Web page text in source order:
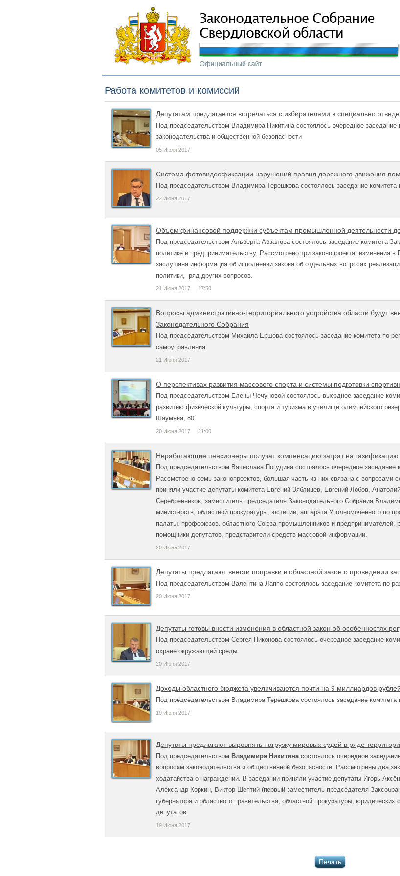
Работа комитетов и комиссий
Депутатам предлагается встречаться с избирателями в специально
Под председательством Владимира Никитина состоялось очередное заседание
законодательства и общественной безопасности
05 Июля 2017
Система фотовидеофиксации нарушений правил дорожного движения
Под председательством Владимира Терешкова состоялось заседание
22 Июня 2017
Объем финансовой поддержки субъектам промышленной деятельности
Под председательством Альберта Абзалова состоялось заседание комитета
политике и предпринимательству. Рассмотрено три законопроекта, изменения
заслушана информация об исполнении закона об отдельных вопросах
политики, ряд других вопросов.
21 Июня 2017 17:50
Вопросы административно-территориального устройства области будут
Законодательного Собрания
Под председательством Михаила Ершова состоялось заседание комитета по
самоуправления
21 Июня 2017
О перспективах развития массового спорта и системы подготовки
Под председательством Елены Чечуновой состоялось выездное заседание
развитию физической культуры, спорта и туризма в училище олимпийского
Шаумяна, 80.
20 Июня 2017 21:00
Неработающие пенсионеры получат компенсацию затрат на газификацию
Под председательством Вячеслава Погудина состоялось очередное заседание
Рассмотрено семь законопроектов, большая часть из них связана с вопросами
приняли участие депутаты комитета Евгений Зяблицев, Евгений Лобов,
Серебренников, заместитель председателя Законодательного Собрания
министерств, областной прокуратуры, юстиции, аппарата Уполномоченного по
палаты, профсоюзов, областного Союза промышленников и предпринимателей,
помощники депутатов, представители средств массовой информации.
20 Июня 2017
Депутаты предлагают внести поправки в областной закон о проведении
Под председательством Валентина Лаппо состоялось заседание комитета по
20 Июня 2017
Депутаты готовы внести изменения в областной закон об особенностях
Под председательством Сергея Никонова состоялось очередное заседание
охране окружающей среды
20 Июня 2017
Доходы областного бюджета увеличиваются почти на 9 миллиардов рублей
Под председательством Владимира Терешкова состоялось заседание
19 Июня 2017
Депутаты предлагают выровнять нагрузку мировых судей в ряде
Под председательством Владимира Никитинасостоялось очередное
вопросам законодательства и общественной безопасности. Рассмотрены два
ходатайства о награждении. В заседании приняли участие депутаты Игорь
Александр Коркин, Виктор Шептий (первый заместитель председателя
губернатора и областного правительства, областной прокуратуры,
депутатов.
19 Июня 2017
Печать